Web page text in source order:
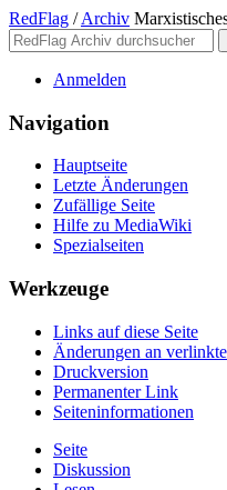
RedFlag / Archiv
Anmelden
Navigation
Hauptseite
Letzte Änderungen
Zufällige Seite
Hilfe zu MediaWiki
Spezialseiten
Werkzeuge
Links auf diese Seite
Änderungen an
Druckversion
Permanenter Link
Seiten­­informationen
Seite
Diskussion